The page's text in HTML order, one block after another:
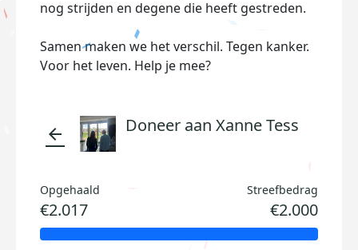
nog strijden en degene die heeft gestreden.
Samen maken we het verschil. Tegen kanker.
Voor het leven. Help je mee?
arrow_back Doneer aan Xanne Tess
Opgehaald
€2.017
Streefbedrag
€2.000